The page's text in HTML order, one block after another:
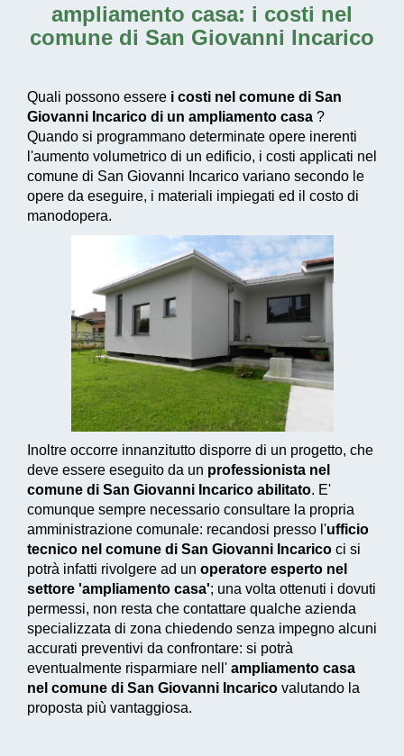
ampliamento casa: i costi nel
comune di San Giovanni Incarico
Quali possono essere i costi nel comune di San
Giovanni Incarico di un ampliamento casa ?
Quando si programmano determinate opere inerenti
l'aumento volumetrico di un edificio, i costi applicati nel
comune di San Giovanni Incarico variano secondo le
opere da eseguire, i materiali impiegati ed il costo di
manodopera.
Inoltre occorre innanzitutto disporre di un progetto, che
deve essere eseguito da un professionista nel
comune di San Giovanni Incarico abilitato. E'
comunque sempre necessario consultare la propria
amministrazione comunale: recandosi presso l'ufficio
tecnico nel comune di San Giovanni Incarico ci si
potrà infatti rivolgere ad un operatore esperto nel
settore 'ampliamento casa'; una volta ottenuti i dovuti
permessi, non resta che contattare qualche azienda
specializzata di zona chiedendo senza impegno alcuni
accurati preventivi da confrontare: si potrà
eventualmente risparmiare nell' ampliamento casa
nel comune di San Giovanni Incarico valutando la
proposta più vantaggiosa.